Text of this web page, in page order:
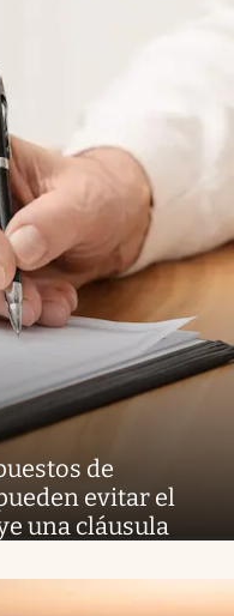
de
evitar el
una cláusula